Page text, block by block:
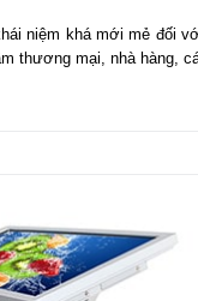
niệm khá mới mẻ đối
thương mại, nhà hàng,